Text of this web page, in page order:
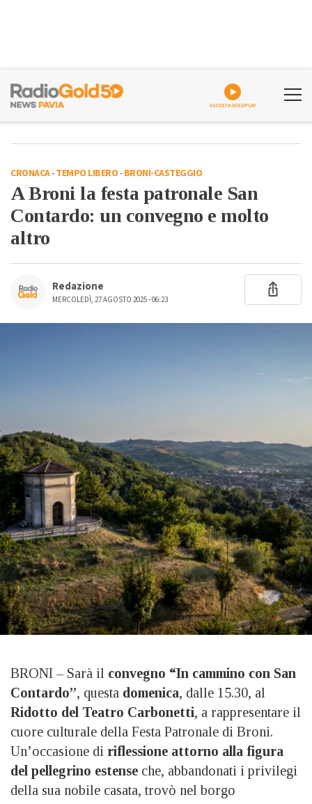
ASCOLTA GOLDPLAY
CRONACA-TEMPO LIBERO-BRONI-CASTEGGIO
A Broni la festa patronale San
Contardo: un convegno e molto
altro
Redazione
MERCOLEDÌ, 27 AGOSTO 2025 - 06:23
BRONI – Sarà il convegno “In cammino con San
Contardo”, questa domenica, dalle 15.30, al
Ridotto del Teatro Carbonetti, a rappresentare il
cuore culturale della Festa Patronale di Broni.
Un’occasione di riflessione attorno alla figura
del pellegrino estense che, abbandonati i privilegi
della sua nobile casata, trovò nel borgo